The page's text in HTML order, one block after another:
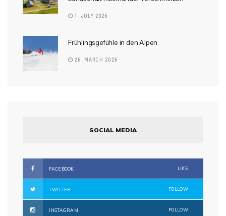
1. JULY 2026
Frühlingsgefühle in den Alpen
26. MARCH 2026
SOCIAL MEDIA
FACEBOOK LIKE
TWITTER FOLLOW
INSTAGRAM FOLLOW